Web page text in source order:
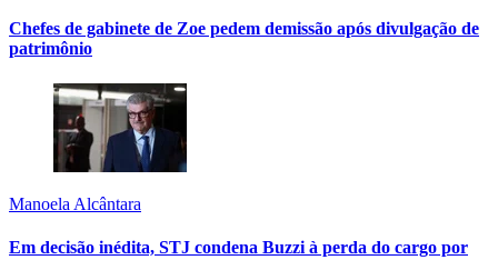
Chefes de gabinete de Zoe pedem demissão após divulgação de
patrimônio
Manoela Alcântara
Em decisão inédita, STJ condena Buzzi à perda do cargo por